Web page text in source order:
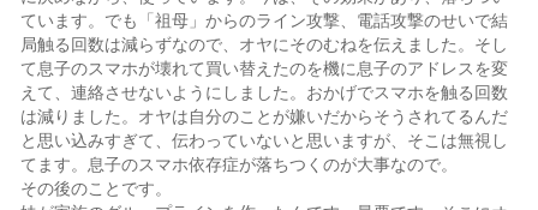
ています。でも「祖母」からのライン攻撃、電話攻撃のせいで結
局触る回数は減らずなので、オヤにそのむねを伝えました。そし
て息子のスマホが壊れて買い替えたのを機に息子のアドレスを変
えて、連絡させないようにしました。おかげでスマホを触る回数
は減りました。オヤは自分のことが嫌いだからそうされてるんだ
と思い込みすぎて、伝わっていないと思いますが、そこは無視し
てます。息子のスマホ依存症が落ちつくのが大事なので。
その後のことです。